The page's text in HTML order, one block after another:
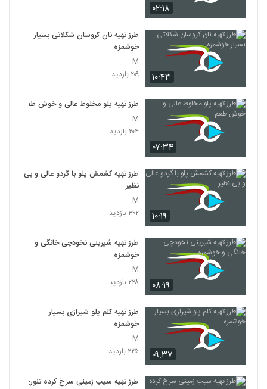
۰۲:۱۸
۱۰:۴۳
طرز تهیه نان کروسان شکلاتی بسیار
خوشمزه
M
۲۰۹ بازدید
۰۷:۳۴
طرز تهیه پلو مخلوط عالی و خوش طعم
M
۲۰۴ بازدید
۱۰:۱۹
طرز تهیه کشمش پلو با گردو عالی و بی
نظیر
M
۳۰۲ بازدید
۰۸:۱۹
طرز تهیه شیرینی نخودچی خانگی و
خوشمزه
M
۲۲۸ بازدید
۰۹:۳۷
طرز تهیه کلم پلو شیرازی بسیار
خوشمزه
M
۲۲۵ بازدید
طرز تهیه سیب زمینی سرخ کرده تنوری